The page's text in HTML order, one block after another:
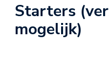
Starters
mogelijk)